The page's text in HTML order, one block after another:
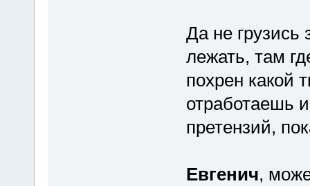
Да не грузись
лежать, там
похрен какой
отработаешь
претензий,
Евгенич,